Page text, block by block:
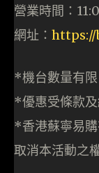
營業時間：
網址： https://
*機台數量有
*優惠受條款
*香港蘇寧易
取消本活動之